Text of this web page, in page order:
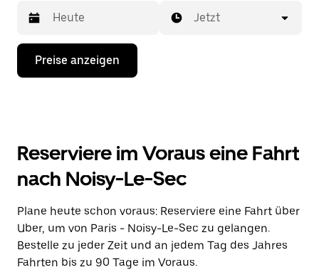
Drücke
Nach-
Kalender
interagieren
ein
Datum
auszuwählen.
Drücke
die
Escape-
Jetzt
Preise anzeigen
Reserviere im Voraus eine Fahrt
nach Noisy-Le-Sec
Plane heute schon voraus: Reserviere eine Fahrt über
Uber, um von Paris - Noisy-Le-Sec zu gelangen.
Bestelle zu jeder Zeit und an jedem Tag des Jahres
Fahrten bis zu 90 Tage im Voraus.